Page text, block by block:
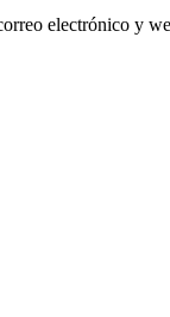
electrónico y